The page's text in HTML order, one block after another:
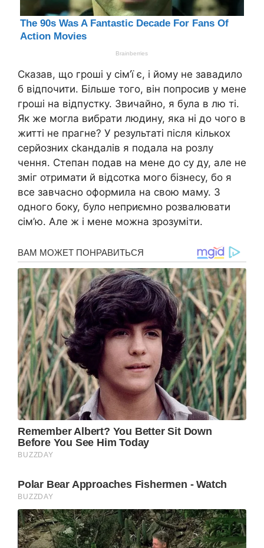
Сказав, що гроші у сім’ї є, і йому не завадило
б відпочити. Більше того, він попросив у мене
гроші на відпустку. Звичайно, я була в лю ті.
Як же могла вибрати людину, яка ні до чого в
житті не прагне? У результаті після кількох
серйозних сkандалів я подала на розлу
чення. Степан подав на мене до су ду, але не
зміг отримати й відсотка мого бізнесу, бо я
все завчасно оформила на свою маму. З
одного боку, було неприємно розвалювати
сім’ю. Але ж і мене можна зрозуміти.